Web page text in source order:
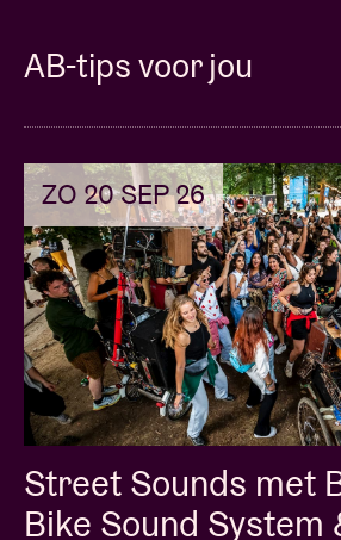
AB-tips voor jou
ZO 20 SEP 26
Street Sounds met
Bike Sound System